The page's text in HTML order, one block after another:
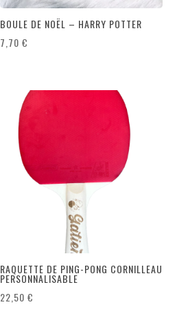
BOULE DE NOËL – HARRY POTTER
7,70€
RAQUETTE DE PING-PONG CORNILLEAU
PERSONNALISABLE
22,50€